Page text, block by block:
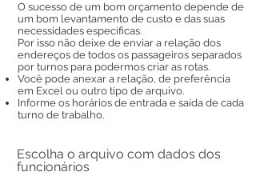
O sucesso de um bom orçamento depende de
um bom levantamento de custo e das suas
necessidades específicas.
Por isso não deixe de enviar a relação dos
endereços de todos os passageiros separados
por turnos para podermos criar as rotas.
Você pode anexar a relação, de preferência
em Excel ou outro tipo de arquivo.
Informe os horários de entrada e saída de cada
turno de trabalho.
Escolha o arquivo com dados dos
funcionários